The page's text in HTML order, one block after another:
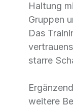
Haltung
Gruppen
Das
starre
weitere